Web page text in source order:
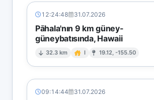
12:24:48 31.07.2026
Pāhala'nın 9 km güney-
güneybatısında, Hawaii
32.3 km I 19.12, -155.50
09:14:44 31.07.2026